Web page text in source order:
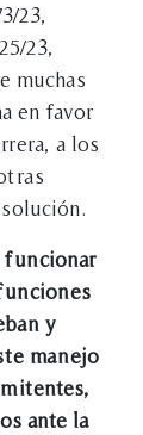
23,
23,
muchas
en favor
a los
funcionar
y
manejo
ante la